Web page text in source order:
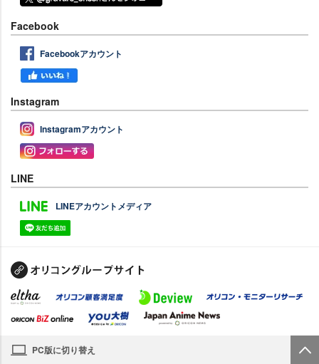
Facebook
Facebookアカウント
Instagram
Instagramアカウント
LINE
LINEアカウントメディア
PC版に切り替え